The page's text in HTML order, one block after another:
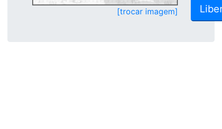
[trocar imagem]